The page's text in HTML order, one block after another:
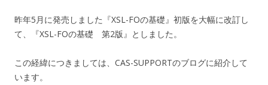
昨年5月に発売しました『XSL-FOの基礎』初版を大幅に改訂し
て、『XSL-FOの基礎 第2版』としました。
この経緯につきましては、CAS-SUPPORTのブログに紹介して
います。